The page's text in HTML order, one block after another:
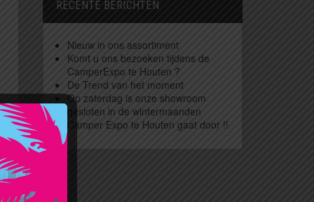
RECENTE BERICHTEN
Nieuw in ons assortiment
Komt u ons bezoeken tijdens de
CamperExpo te Houten ?
De Trend van het moment
Op zaterdag is onze showroom
gesloten in de wintermaanden
Camper Expo te Houten gaat door !!